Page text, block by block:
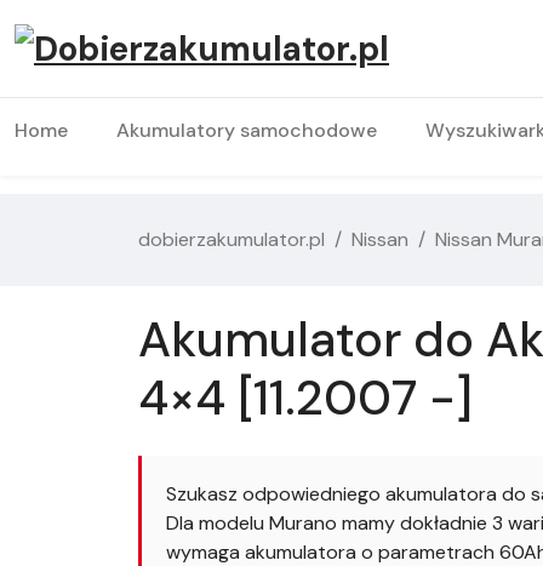
Home Akumulatory samochodowe
dobierzakumulator.pl Nissan Nissan
Akumulator do
4×4 [11.2007 -]
Szukasz odpowiedniego akumulatora do
Dla modelu Murano mamy dokładnie 3
wymaga akumulatora o parametrach